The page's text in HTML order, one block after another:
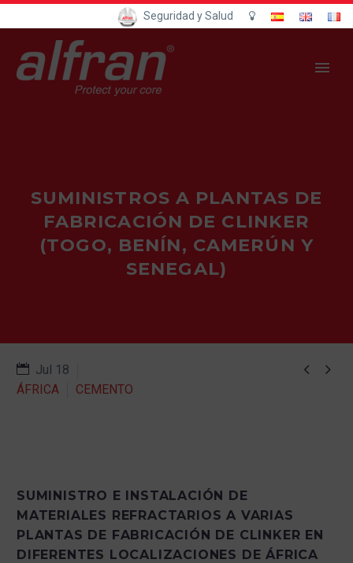
Seguridad y Salud
SUMINISTROS A PLANTAS DE
FABRICACIÓN DE CLINKER
(TOGO, BENÍN, CAMERÚN Y
SENEGAL)
 
Jul 18
ÁFRICA
CEMENTO
SUMINISTRO E INSTALACIÓN DE
MATERIALES REFRACTARIOS A VARIAS
PLANTAS DE FABRICACIÓN DE CLINKER EN
DIFERENTES LOCALIZACIONES DE ÁFRICA